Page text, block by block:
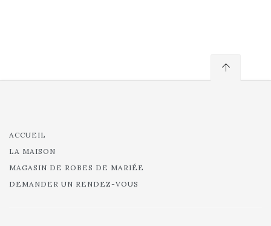
ACCUEIL
LA MAISON
MAGASIN DE ROBES DE MARIÉE
DEMANDER UN RENDEZ-VOUS